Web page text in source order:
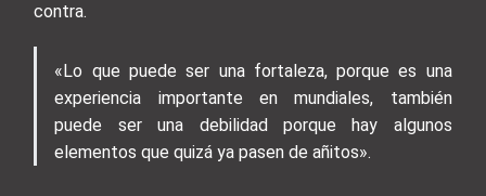
contra.
«Lo que puede ser una fortaleza, porque es una
experiencia importante en mundiales, también
puede ser una debilidad porque hay algunos
elementos que quizá ya pasen de añitos».